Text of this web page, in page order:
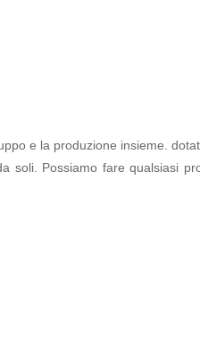
e la produzione insieme.
soli. Possiamo fare qualsiasi